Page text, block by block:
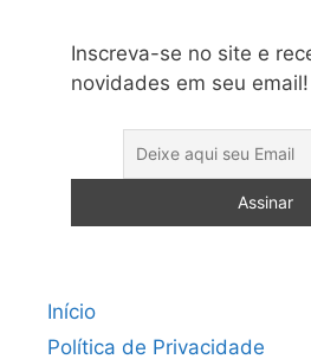
Inscreva-se no site e
novidades em seu email!
Início
Política de Privacidade